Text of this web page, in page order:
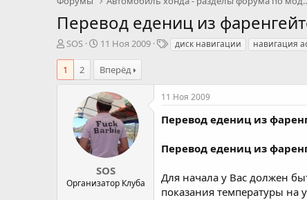
Перевод едениц из
А
т
о
SOS
Д
т
а
н
а
ч
а
а
11 Ноя 2009
Т диск навигации навигация
1 2 Вперёд
SOS
Организатор Клуба
11 Ноя 2009
Перевод едениц из
Перевод едениц из
Для начала у Вас должен
показания температуры на